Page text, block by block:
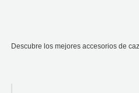
Descubre los mejores accesorios de